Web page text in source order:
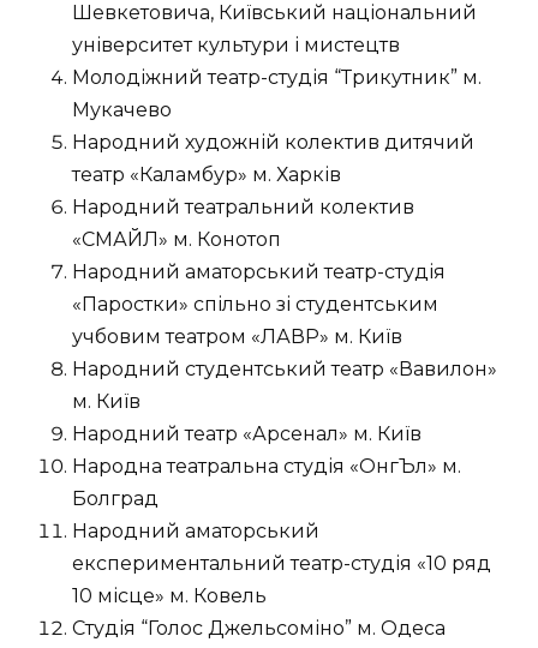
Шевкетовича, Київський національний
університет культури і мистецтв
Молодіжний театр-студія “Трикутник” м.
Мукачево
Народний художній колектив дитячий
театр «Каламбур» м. Харків
Народний театральний колектив
«СМАЙЛ» м. Конотоп
Народний аматорський театр-студія
«Паростки» спільно зі студентським
учбовим театром «ЛАВР» м. Київ
Народний студентський театр «Вавилон»
м. Київ
Народний театр «Арсенал» м. Київ
Народна театральна студія «ОнгЪл» м.
Болград
Народний аматорський
експериментальний театр-студія «10 ряд
10 місце» м. Ковель
Студія “Голос Джельсоміно” м. Одеса